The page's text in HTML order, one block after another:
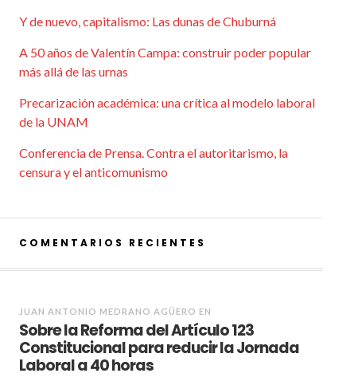
Y de nuevo, capitalismo: Las dunas de Chuburná
A 50 años de Valentín Campa: construir poder popular
más allá de las urnas
Precarización académica: una crítica al modelo laboral
de la UNAM
Conferencia de Prensa. Contra el autoritarismo, la
censura y el anticomunismo
COMENTARIOS RECIENTES
JUAN ANTONIO MEDRANO AGÜERO EN
Sobre la Reforma del Artículo 123
Constitucional para reducir la Jornada
Laboral a 40 horas